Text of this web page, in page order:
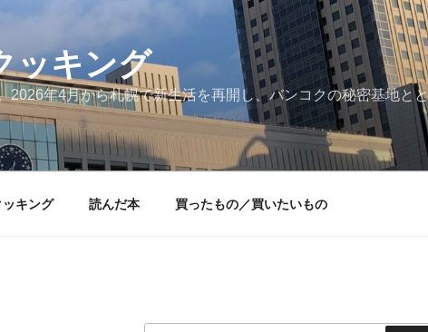
ッキング
年4月から札幌で新生活を再開し、バンコクの秘密基地とと
ッキング 読んだ本 買ったもの／買いたいもの